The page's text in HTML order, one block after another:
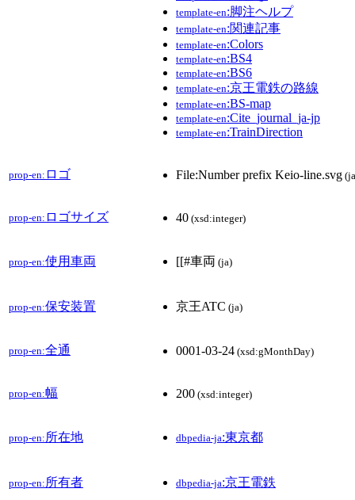
template-en:脚注ヘルプ
template-en:関連記事
template-en:Colors
template-en:BS4
template-en:BS6
template-en:京王電鉄の路線
template-en:BS-map
template-en:Cite_journal_ja-jp
template-en:TrainDirection
prop-en: ロゴ File:Number prefix Keio-line.svg
prop-en: ロゴサイズ 40 (xsd:integer)
prop-en:使用車両 [[#車両 (ja)
prop-en:保安装置 京王ATC (ja)
prop-en:全通 0001-03-24 (xsd:gMonthDay)
prop-en:幅 200 (xsd:integer)
prop-en: 所在地 dbpedia-ja:東京都
prop-en: 所有者 dbpedia-ja:京王電鉄